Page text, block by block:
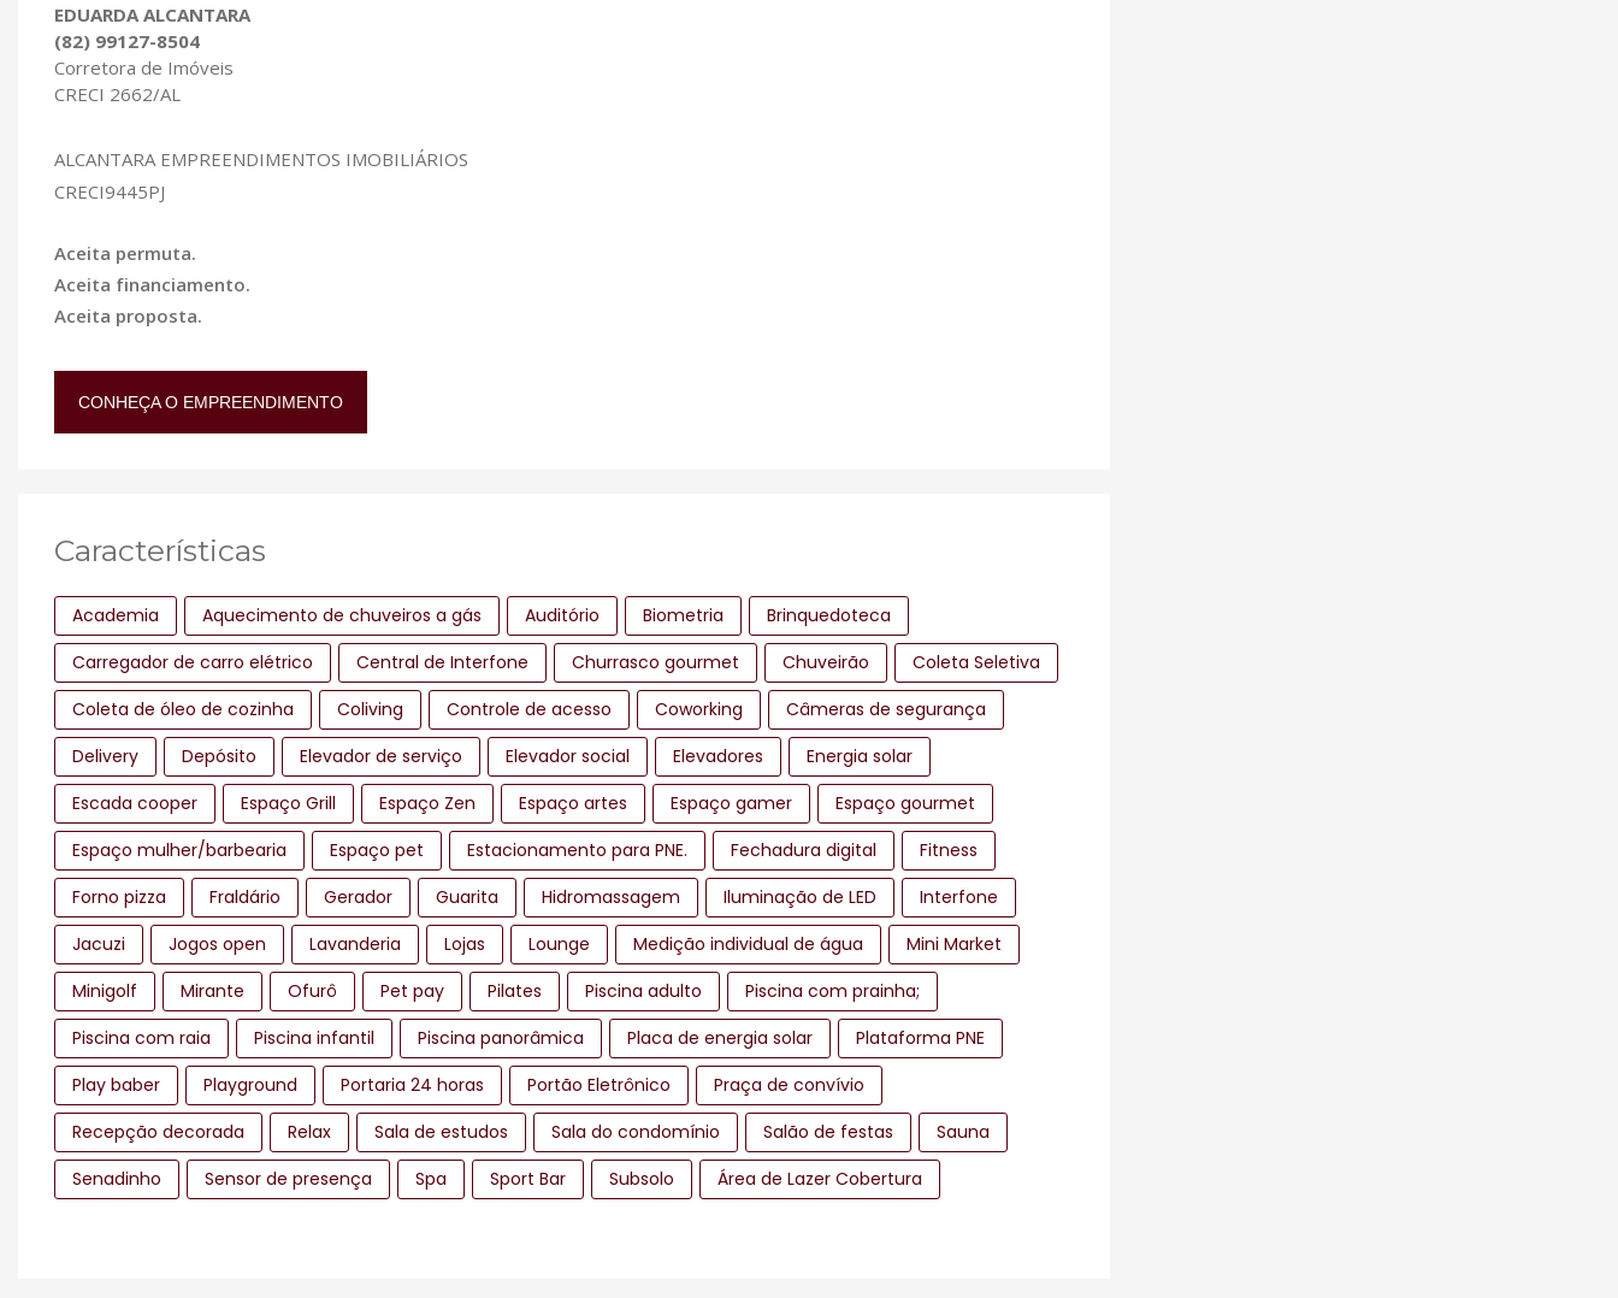
EDUARDA ALCANTARA
(82) 99127-8504
Corretora de Imóveis
CRECI 2662/AL
ALCANTARA EMPREENDIMENTOS IMOBILIÁRIOS
CRECI9445PJ
Aceita permuta.
Aceita financiamento.
Aceita proposta.
CONHEÇA O EMPREENDIMENTO
Características
Academia Aquecimento de chuveiros a gás Auditório Biometria
Brinquedoteca
Carregador de carro elétrico
Central de Interfone Churrasco gourmet Chuveirão
Coleta Seletiva
Coleta de óleo de cozinha
Coliving Controle de acesso Coworking
Câmeras de segurança
Delivery
Depósito Elevador de serviço Elevador social Elevadores
Energia solar
Escada cooper
Espaço Grill Espaço Zen Espaço artes Espaço gamer
Espaço gourmet
Espaço mulher/barbearia
Espaço pet Estacionamento para PNE. Fechadura digital
Fitness
Forno pizza
Fraldário Gerador Guarita Hidromassagem Iluminação de LED
Interfone
Jacuzi
Jogos open Lavanderia Lojas Lounge Medição individual de água
Mini Market
Minigolf
Mirante Ofurô Pet pay Pilates Piscina adulto
Piscina com prainha;
Piscina com raia
Piscina infantil Piscina panorâmica Placa de energia solar
Plataforma PNE
Play baber
Playground Portaria 24 horas Portão Eletrônico
Praça de convívio
Recepção decorada
Relax Sala de estudos Sala do condomínio Salão de festas
Sauna
Senadinho
Sensor de presença Spa Sport Bar Subsolo Área de Lazer Cobertura